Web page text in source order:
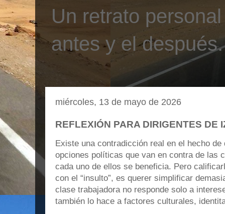
Un retrato
antes y el después.
miércoles, 13 de mayo de 2026
REFLEXIÓN PARA DIRIGENTES DE
Existe una contradicción real en el hecho
opciones políticas que van en contra de las
cada uno de ellos se beneficia. Pero
con el “insulto”, es querer simplificar
clase trabajadora no responde solo a
también lo hace a factores culturales,